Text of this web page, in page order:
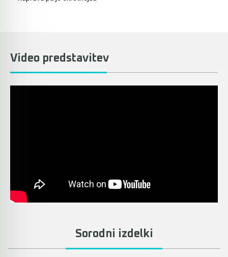
Video predstavitev
Sorodni izdelki
Akumulatorska mikrovalovna pečica